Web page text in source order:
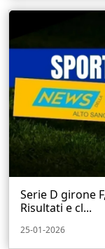
Serie D girone
Risultati e cl...
25-01-2026